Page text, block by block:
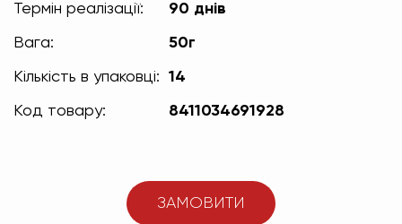
Термін реалізації: 90 днів
Вага: 50г
Кількість в упаковці: 14
Код товару: 8411034691928
ЗАМОВИТИ